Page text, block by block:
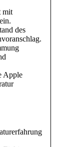
mit
des
Apple